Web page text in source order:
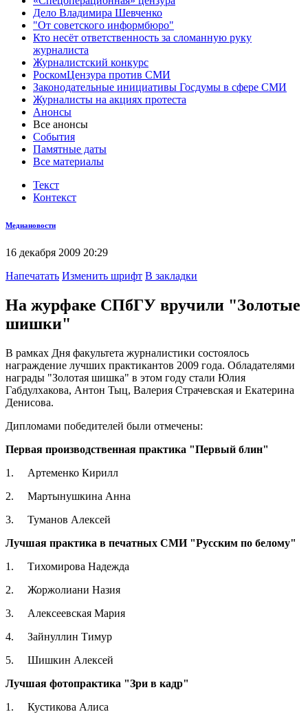
Дело Владимира Шевченко
"От советского информбюро"
Кто несёт ответственность за сломанную руку
журналиста
Журналистский конкурс
РоскомЦензура против СМИ
Законодательные инициативы Госдумы в сфере СМИ
Журналисты на акциях протеста
Анонсы
Все анонсы
События
Памятные даты
Все материалы
Текст
Контекст
Медиановости
16 декабря 2009 20:29
Напечатать Изменить шрифт В закладки
На журфаке СПбГУ вручили "Золотые
шишки"
В рамках Дня факультета журналистики состоялось
награждение лучших практикантов 2009 года. Обладателями
награды "Золотая шишка" в этом году стали Юлия
Габдулхакова, Антон Тыц, Валерия Страчевская и Екатерина
Денисова.
Дипломами победителей были отмечены:
Первая производственная практика "Первый блин"
1. Артеменко Кирилл
2. Мартынушкина Анна
3. Туманов Алексей
Лучшая практика в печатных СМИ "Русским по белому"
1. Тихомирова Надежда
2. Жоржолиани Назия
3. Алексеевская Мария
4. Зайнуллин Тимур
5. Шишкин Алексей
Лучшая фотопрактика "Зри в кадр"
1. Кустикова Алиса